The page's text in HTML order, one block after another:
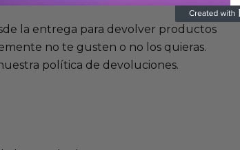
la entrega para devolver productos
no te gusten o no los quieras.
política de devoluciones.